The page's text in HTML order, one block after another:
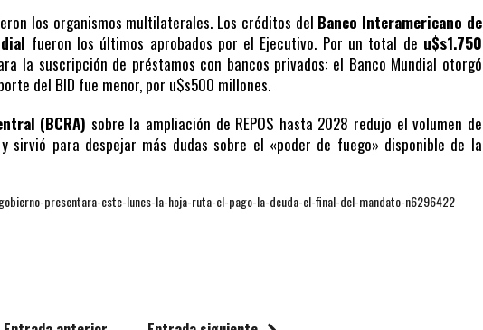
los organismos multilaterales. Los créditos del Banco Interamericano de
fueron los últimos aprobados por el Ejecutivo. Por un total de u$s1.750
la suscripción de préstamos con bancos privados: el Banco Mundial otorgó
del BID fue menor, por u$s500 millones.
(BCRA) sobre la ampliación de REPOS hasta 2028 redujo el volumen de
sirvió para despejar más dudas sobre el «poder de fuego» disponible de la
presentara-este-lunes-la-hoja-ruta-el-pago-la-deuda-el-final-del-mandato-n6296422